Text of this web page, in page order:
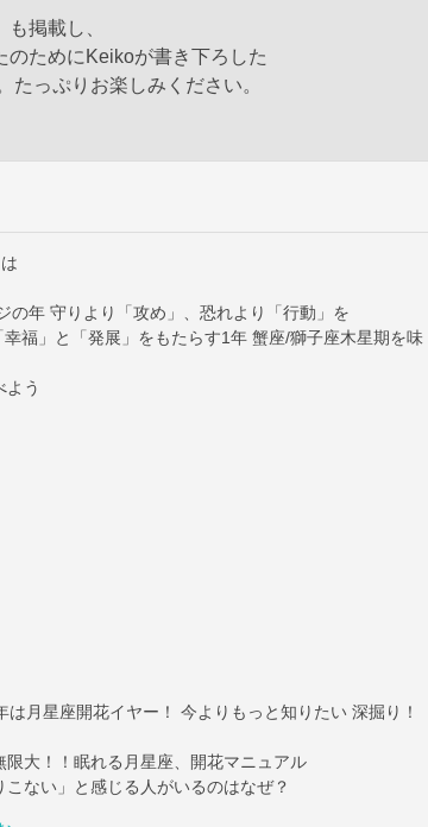
も掲載し、
のためにKeikoが書き下ろした
たっぷりお楽しみください。
の年 守りより「攻め」、恐れより「行動」を
福」と「発展」をもたらす1年 蟹座/獅子座木星期を味
よう
は月星座開花イヤー！ 今よりもっと知りたい 深掘り！
限大！！眠れる月星座、開花マニュアル
こない」と感じる人がいるのはなぜ？